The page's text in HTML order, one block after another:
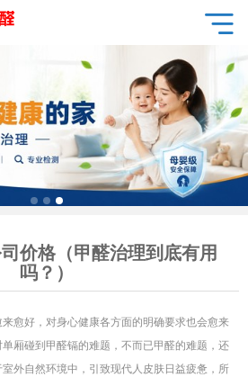
价格（甲醛治理到底有用
吗？）
好，对身心健康各方面的明确要求也会愈来
厢碰到甲醛镉的难题，不而已甲醛的难题，还
外自然环境中，引致现代人皮肤日益疲惫，所